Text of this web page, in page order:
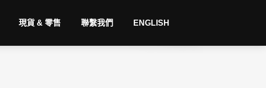
現貨 & 零售 聯繫我們 ENGLISH